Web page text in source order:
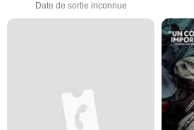
Date de sortie inconnue